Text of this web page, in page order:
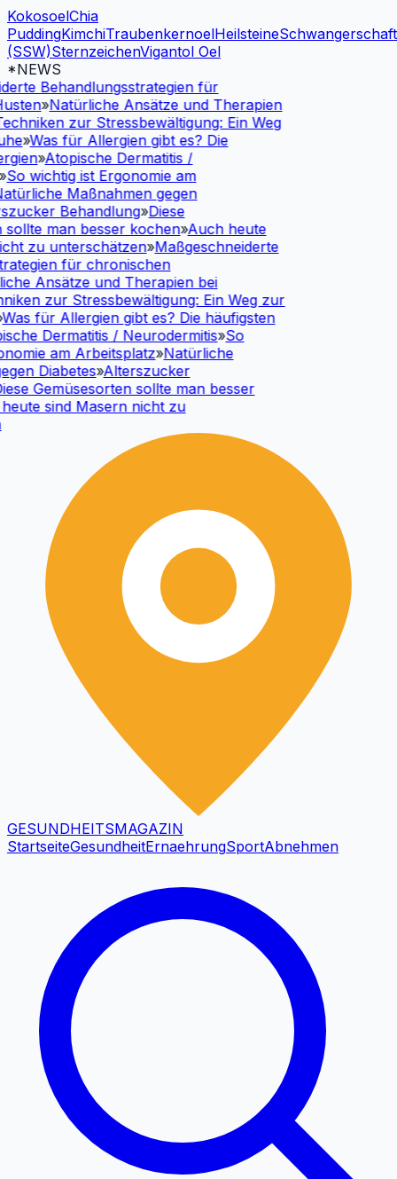
KokosoelChia
PuddingKimchiTraubenkernoelHeilsteine
(SSW)SternzeichenVigantol Oel
*NEWS
Behandlungsstrategien für
»Natürliche Ansätze und Therapien
zur Stressbewältigung: Ein Weg
»Was für Allergien gibt es? Die
»Atopische Dermatitis /
So wichtig ist Ergonomie am
Maßnahmen gegen
Behandlung»Diese
man besser kochen»Auch heute
zu unterschätzen»Maßgeschneiderte
für chronischen
Ansätze und Therapien bei
zur Stressbewältigung: Ein Weg zur
für Allergien gibt es? Die häufigsten
Dermatitis / Neurodermitis»So
am Arbeitsplatz»Natürliche
Diabetes»Alterszucker
Gemüsesorten sollte man besser
sind Masern nicht zu
GESUNDHEITSMAGAZIN
StartseiteGesundheitErnaehrungSportAbnehmen